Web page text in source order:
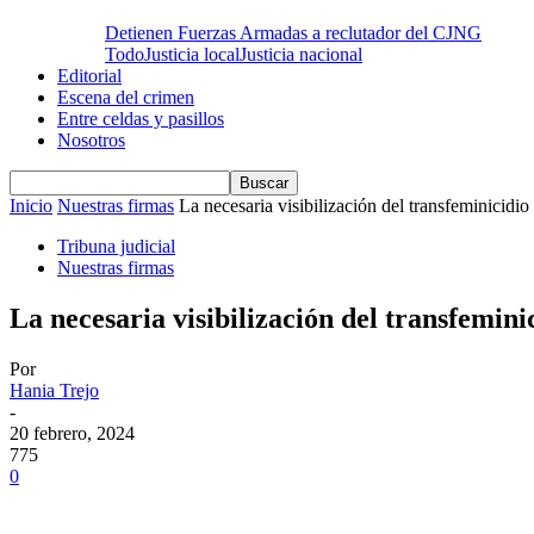
Detienen Fuerzas Armadas a reclutador del CJNG
TodoJusticia localJusticia nacional
Editorial
Escena del crimen
Entre celdas y pasillos
Nosotros
Inicio Nuestras firmas La necesaria visibilización del transfeminicidio
Tribuna judicial
Nuestras firmas
La necesaria visibilización del
Por
Hania Trejo
-
20 febrero, 2024
775
0